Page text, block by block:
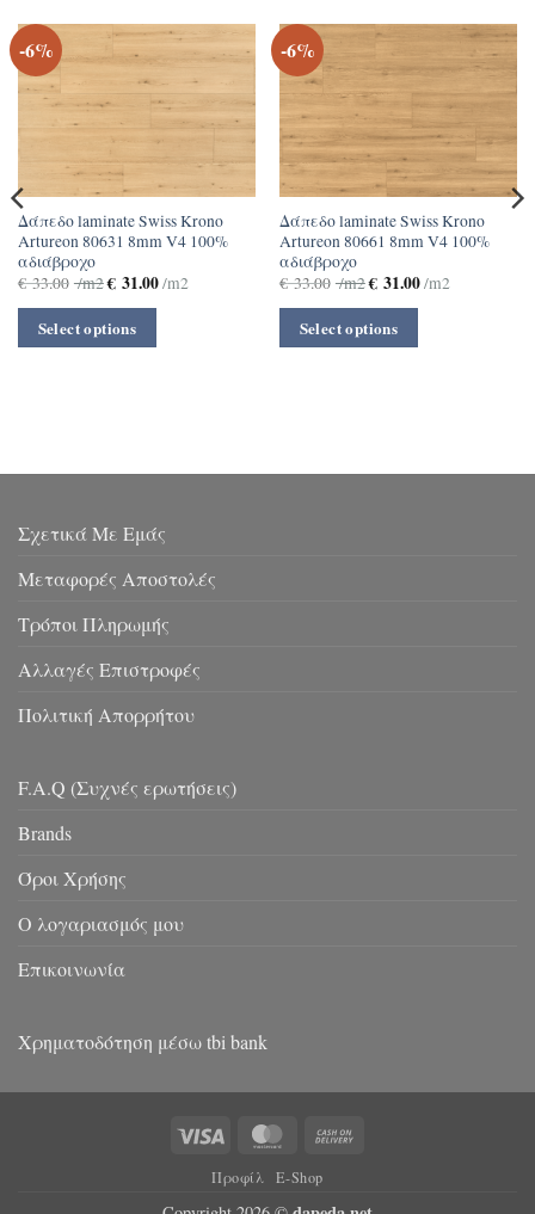
-6%
Δάπεδο laminate Swiss Krono
Artureon 80631 8mm V4 100%
αδιάβροχο
€33.00 /m2€31.00/m2
Select options
-6%
Δάπεδο laminate Swiss Krono
Artureon 80661 8mm V4 100%
αδιάβροχο
€33.00 /m2€31.00/m2
Select options
Σχετικά Με Εμάς
Μεταφορές Αποστολές
Τρόποι Πληρωμής
Αλλαγές Επιστροφές
Πολιτική Απορρήτου
F.A.Q (Συχνές ερωτήσεις)
Brands
Όροι Χρήσης
Ο λογαριασμός μου
Επικοινωνία
Χρηματοδότηση μέσω tbi bank
Visa MasterCard
Προφίλ E-Shop